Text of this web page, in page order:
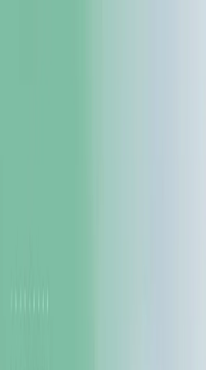
Почему болит слева под
левом подреберье, какие
оль в левом